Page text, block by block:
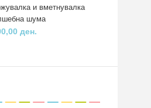
и вметнувалка
шума
ден.